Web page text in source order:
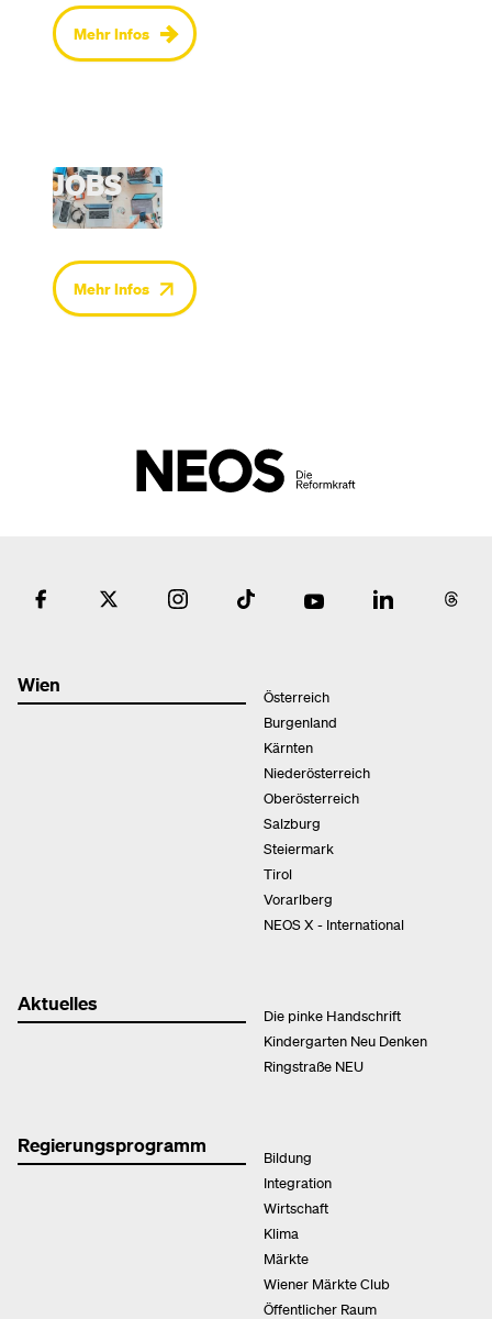
Mehr Infos
JOBS
Mehr Infos
Wien
Österreich
Burgenland
Kärnten
Niederösterreich
Oberösterreich
Salzburg
Steiermark
Tirol
Vorarlberg
NEOS X - International
Aktuelles
Die pinke Handschrift
Kindergarten Neu Denken
Ringstraße NEU
Regierungsprogramm
Bildung
Integration
Wirtschaft
Klima
Märkte
Wiener Märkte Club
Öffentlicher Raum